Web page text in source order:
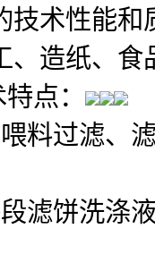
技术性能
、造纸、
点：
过滤、滤
饼洗涤液